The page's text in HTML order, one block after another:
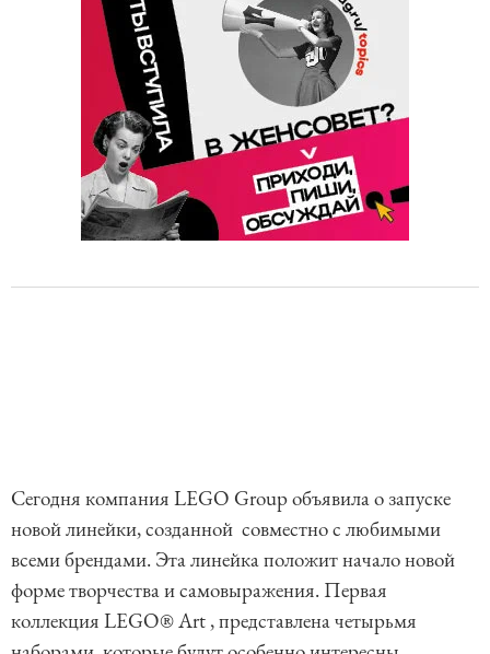
Сегодня компания LEGO Group объявила о запуске
новой линейки, созданной совместно с любимыми
всеми брендами. Эта линейка положит начало новой
форме творчества и самовыражения. Первая
коллекция LEGO® Art , представлена четырьмя